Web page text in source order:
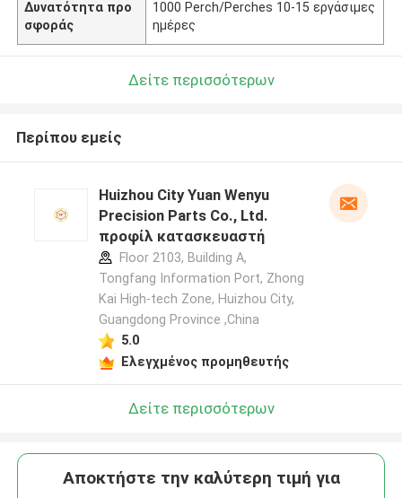
Δυνατότητα προ
σφοράς
1000 Perch/Perches 10-15 εργάσιμες
ημέρες
Δείτε περισσότερων
Περίπου εμείς
Huizhou City Yuan Wenyu
Precision Parts Co., Ltd.
προφίλ κατασκευαστή
Floor 2103, Building A,
Tongfang Information Port, Zhong
Kai High-tech Zone, Huizhou City,
Guangdong Province ,China
5.0
Ελεγχμένος προμηθευτής
Δείτε περισσότερων
Αποκτήστε την καλύτερη τιμή για